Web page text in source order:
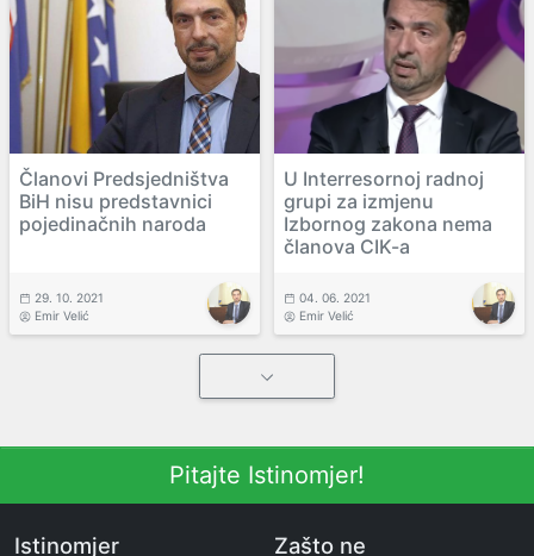
Članovi Predsjedništva
BiH nisu predstavnici
pojedinačnih naroda
29. 10. 2021
Emir Velić
U Interresornoj radnoj
grupi za izmjenu
Izbornog zakona nema
članova CIK-a
04. 06. 2021
Emir Velić
Pitajte Istinomjer!
Istinomjer Zašto ne